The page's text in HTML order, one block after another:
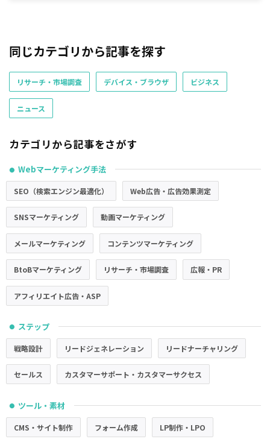
同じカテゴリから記事を探す
リサーチ・市場調査 デバイス・ブラウザ ビジネス
ニュース
カテゴリから記事をさがす
● Webマーケティング手法
SEO（検索エンジン最適化） Web広告・広告効果測定
SNSマーケティング 動画マーケティング
メールマーケティング コンテンツマーケティング
BtoBマーケティング リサーチ・市場調査 広報・PR
アフィリエイト広告・ASP
● ステップ
戦略設計 リードジェネレーション リードナーチャリング
セールス カスタマーサポート・カスタマーサクセス
● ツール・素材
CMS・サイト制作 フォーム作成 LP制作・LPO